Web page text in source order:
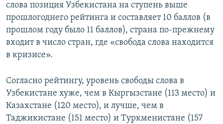
слова позиция Узбекистана на ступень выше
прошлогоднего рейтинга и составляет 10 баллов (в
прошлом году было 11 баллов), страна по-прежнему
входит в число стран, где «свобода слова находится
в кризисе».
Согласно рейтингу, уровень свободы слова в
Узбекистане хуже, чем в Кыргызстане (113 место) и
Казахстане (120 место), и лучше, чем в
Таджикистане (151 место) и Туркменистане (157